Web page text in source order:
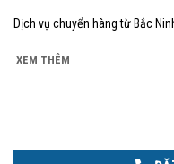
Dịch vụ chuyển hàng từ Bắc
XEM THÊM